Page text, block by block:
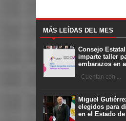
MÁS LEÍDAS DEL MES
Consejo
imparte taller
embarazos en
Cuentan con ...
Miguel
elegidos para
en el Estado